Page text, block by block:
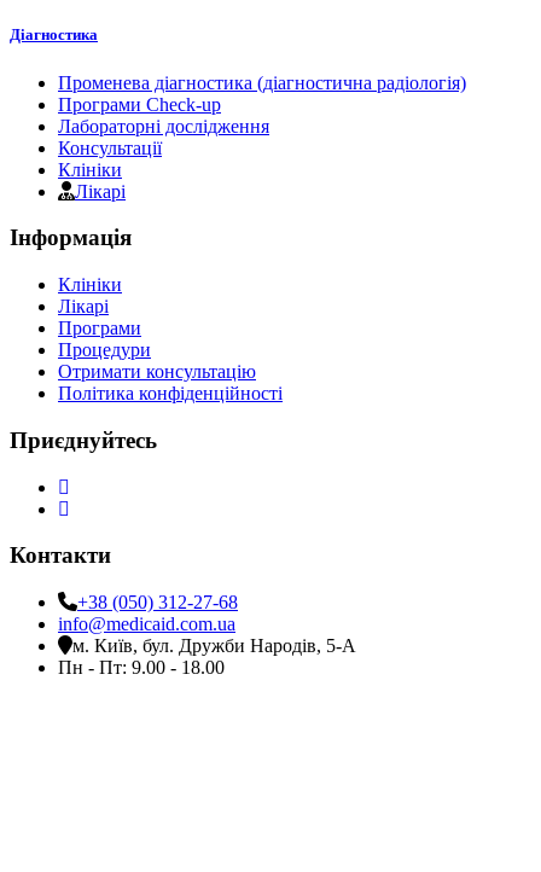
Діагностика
Променева діагностика (діагностична радіологія)
Програми Check-up
Лабораторні дослідження
Консультації
Клініки
Лікарі
Інформація
Клініки
Лікарі
Програми
Процедури
Отримати консультацію
Політика конфіденційності
Приєднуйтесь
Контакти
+38 (050) 312-27-68
info@medicaid.com.ua
м. Київ, бул. Дружби Народів, 5-А
Пн - Пт: 9.00 - 18.00